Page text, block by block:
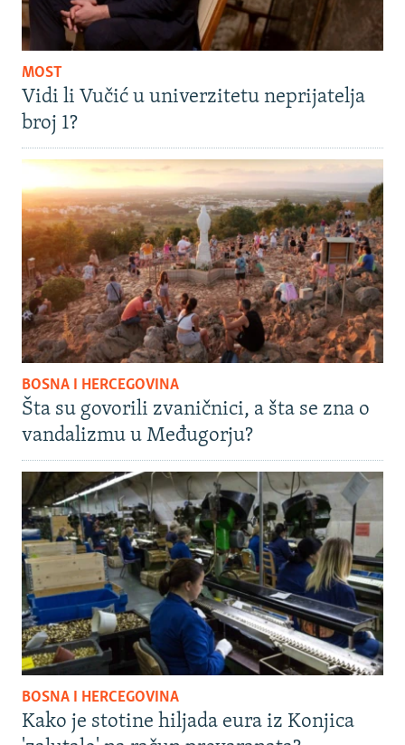
MOST
Vidi li Vučić u univerzitetu neprijatelja
broj 1?
BOSNA I HERCEGOVINA
Šta su govorili zvaničnici, a šta se zna o
vandalizmu u Međugorju?
BOSNA I HERCEGOVINA
Kako je stotine hiljada eura iz Konjica